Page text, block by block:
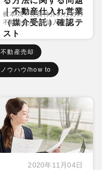
｜不動産仕入れ営業
（媒介受託）確認テ
スト
梶本式：売買仲介のための
不動産仕入れ理論入門
不動産売却
ノウハウ/how to
2020年11月04日